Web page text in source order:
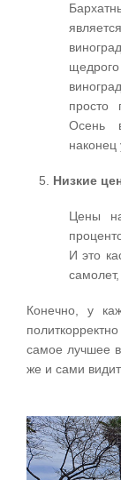
просто
Осень
наконец
Низкие
Цены
И это
Конечно, у
самое лучшее
же и сами